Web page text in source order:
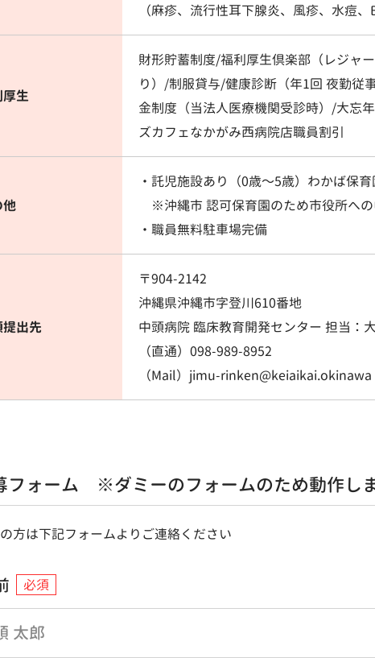
（麻疹、流行性耳下腺炎、風疹、水痘
生
財形貯蓄制度/福利厚生倶楽部（レジャ
り）/制服貸与/健康診断（年1回 夜勤従
金制度（当法人医療機関受診時）/大忘
ズカフェなかがみ西病院店職員割引
他
・託児施設あり（0歳〜5歳）わかば保
※沖縄市 認可保育園のため市役所へ
・職員無料駐車場完備
提出先
〒904-2142
沖縄県沖縄市字登川610番地
中頭病院 臨床教育開発センター 担当：
（直通）098-989-8952
（Mail）jimu-rinken@keiaikai.okinawa
フォーム ※ダミーのフォームのため動作し
方は下記フォームよりご連絡ください
必須